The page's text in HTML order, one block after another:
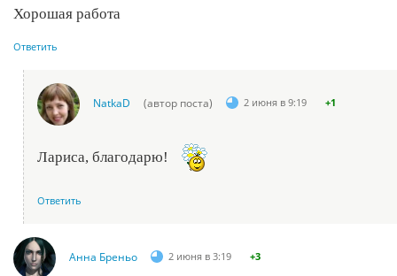
Хорошая работа
Ответить
NatkaD (автор поста) 2 июня в 9:19 +1
Лариса, благодарю!
Ответить
Анна Бреньо 2 июня в 3:19 +3